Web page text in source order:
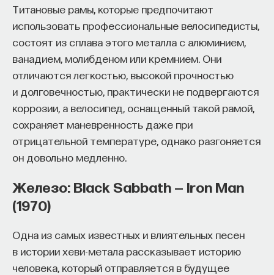
Титановые рамы, которые предпочитают
использовать профессиональные велосипедисты,
состоят из сплава этого металла с алюминием,
ванадием, молибденом или кремнием. Они
отличаются легкостью, высокой прочностью
и долговечностью, практически не подвергаются
коррозии, а велосипед, оснащенный такой рамой,
сохраняет маневренность даже при
отрицательной температуре, однако разгоняется
он довольно медленно.
Железо: Black Sabbath — Iron Man
(1970)
Одна из самых известных и влиятельных песен
в истории хеви-метала рассказывает историю
человека, который отправляется в будущее